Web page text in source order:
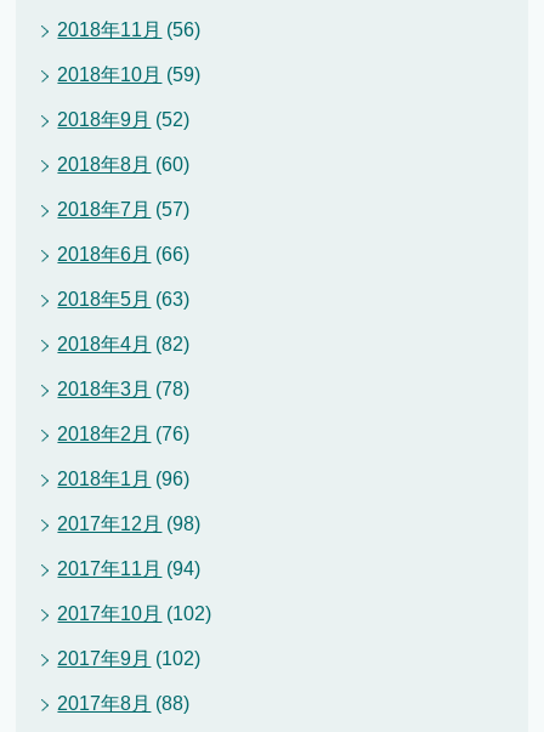
2018年11月 (56)
2018年10月 (59)
2018年9月 (52)
2018年8月 (60)
2018年7月 (57)
2018年6月 (66)
2018年5月 (63)
2018年4月 (82)
2018年3月 (78)
2018年2月 (76)
2018年1月 (96)
2017年12月 (98)
2017年11月 (94)
2017年10月 (102)
2017年9月 (102)
2017年8月 (88)